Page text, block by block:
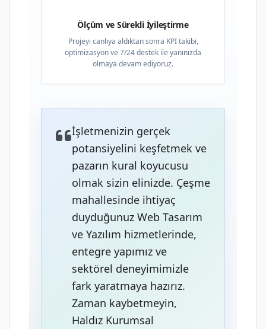
Ölçüm ve Sürekli İyileştirme
Projeyi canlıya aldıktan sonra KPI takibi,
optimizasyon ve 7/24 destek ile yanınızda
olmaya devam ediyoruz.
İşletmenizin gerçek
potansiyelini keşfetmek ve
pazarın kural koyucusu
olmak sizin elinizde. Çeşme
mahallesinde ihtiyaç
duyduğunuz Web Tasarım
ve Yazılım hizmetlerinde,
entegre yapımız ve
sektörel deneyimimizle
fark yaratmaya hazırız.
Zaman kaybetmeyin,
Haldız Kurumsal